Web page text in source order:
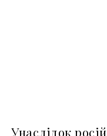
Унаслідок